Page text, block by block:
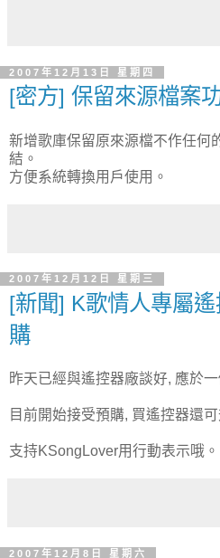
2007年12月13日 星期四
[密方] 保留來源檔案
新增歌庫保留原來源檔不作任何
結。
方便系統轉換用戶使用。
2007年12月12日 星期三
[新聞] K歌情人專屬
購
昨天已經與遙控器廠談好, 應於
目前開始接受預購, 買遙控器還
支持KSongLover用行動表示哦。
2007年12月8日 星期六